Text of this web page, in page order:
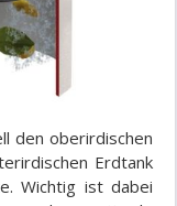
den oberirdischen
Erdtank
Wichtig ist dabei